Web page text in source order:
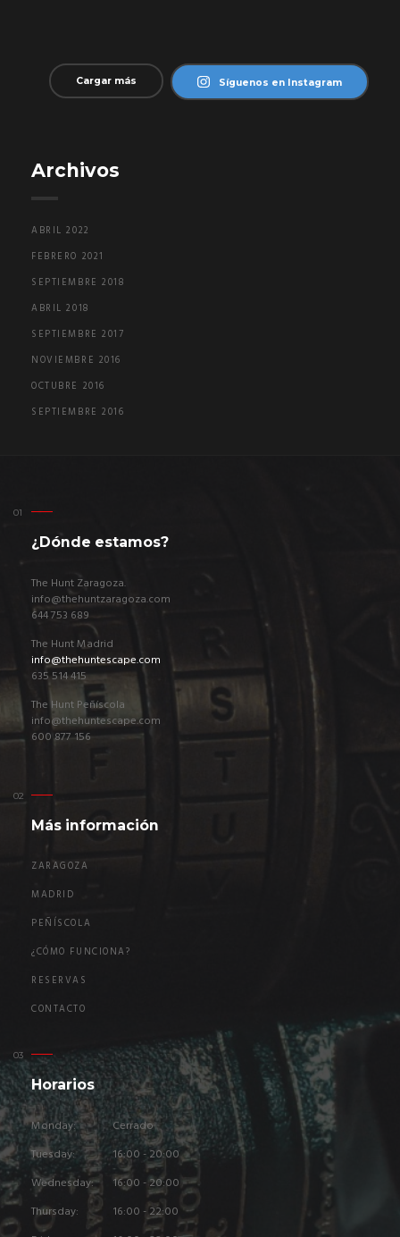
Cargar más Síguenos en Instagram
Archivos
ABRIL 2022
FEBRERO 2021
SEPTIEMBRE 2018
ABRIL 2018
SEPTIEMBRE 2017
NOVIEMBRE 2016
OCTUBRE 2016
SEPTIEMBRE 2016
¿Dónde estamos?
The Hunt Zaragoza.
info@thehuntzaragoza.com
644 753 689
The Hunt Madrid
info@thehuntescape.com
635 514 415
The Hunt Peñíscola
info@thehuntescape.com
600 877 156
Más información
ZARAGOZA
MADRID
PEÑÍSCOLA
¿CÓMO FUNCIONA?
RESERVAS
CONTACTO
Horarios
Monday:
Cerrado
Tuesday:
16:00 - 20:00
Wednesday:
16:00 - 20:00
Thursday:
16:00 - 22:00